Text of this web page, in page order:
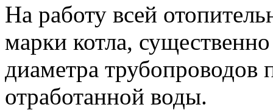
На работу всей
марки котла,
диаметра трубопроводов
отработанной воды.